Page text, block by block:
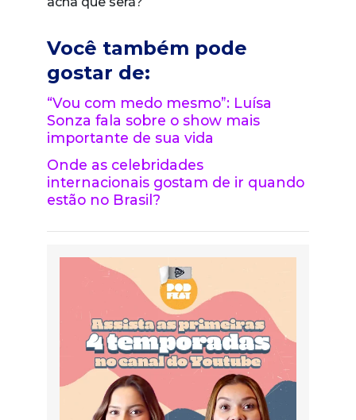
Você também pode
gostar de:
“Vou com medo mesmo”: Luísa
Sonza fala sobre o show mais
importante de sua vida
Onde as celebridades
internacionais gostam de ir quando
estão no Brasil?